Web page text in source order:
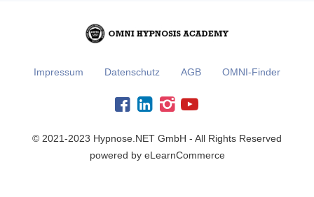
Impressum Datenschutz AGB OMNI-Finder
© 2021-2023 Hypnose.NET GmbH - All Rights Reserved
powered by eLearnCommerce